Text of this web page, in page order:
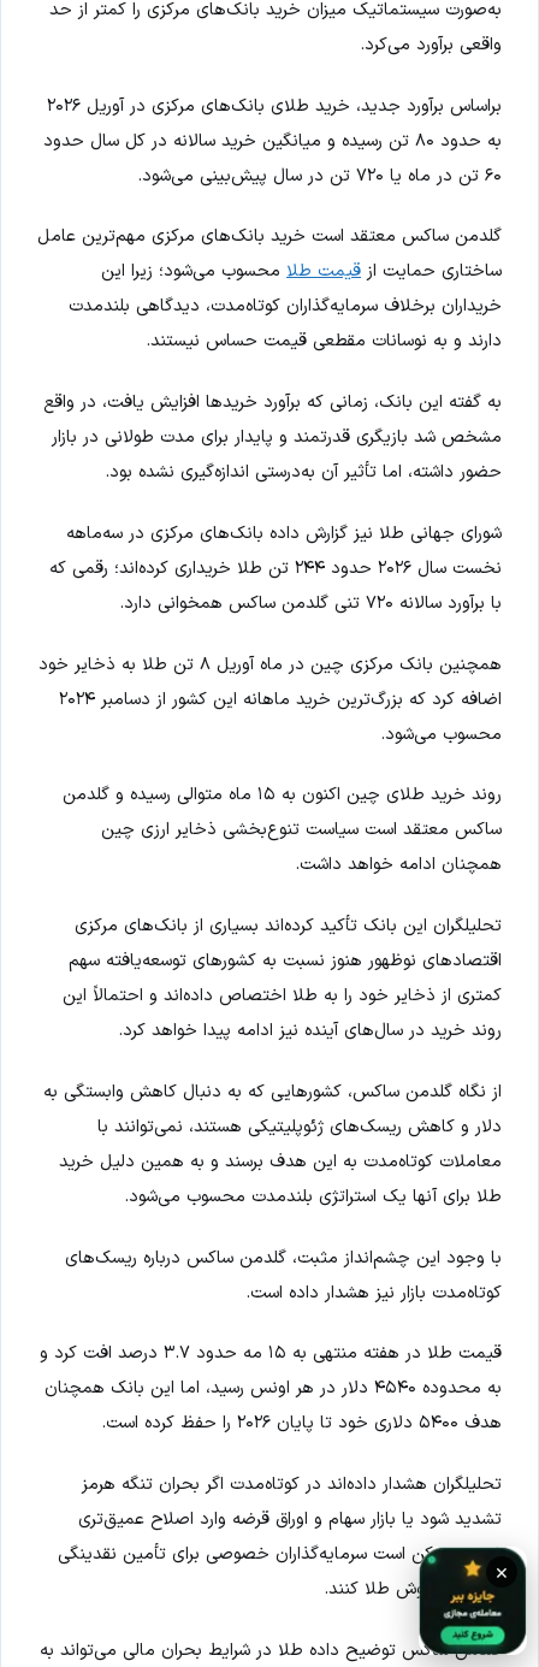
به‌صورت سیستماتیک میزان خرید بانک‌های مرکزی را کمتر از حد
واقعی برآورد می‌کرد.
براساس برآورد جدید، خرید طلای بانک‌های مرکزی در آوریل ۲۰۲۶
به حدود ۸۰ تن رسیده و میانگین خرید سالانه در کل سال حدود
۶۰ تن در ماه یا ۷۲۰ تن در سال پیش‌بینی می‌شود.
گلدمن ساکس معتقد است خرید بانک‌های مرکزی مهم‌ترین عامل
ساختاری حمایت از قیمت طلا محسوب می‌شود؛ زیرا این
خریداران برخلاف سرمایه‌گذاران کوتاه‌مدت، دیدگاهی بلندمدت
دارند و به نوسانات مقطعی قیمت حساس نیستند.
به گفته این بانک، زمانی که برآورد خریدها افزایش یافت، در واقع
مشخص شد بازیگری قدرتمند و پایدار برای مدت طولانی در بازار
حضور داشته، اما تأثیر آن به‌درستی اندازه‌گیری نشده بود.
شورای جهانی طلا نیز گزارش داده بانک‌های مرکزی در سه‌ماهه
نخست سال ۲۰۲۶ حدود ۲۴۴ تن طلا خریداری کرده‌اند؛ رقمی که
با برآورد سالانه ۷۲۰ تنی گلدمن ساکس همخوانی دارد.
همچنین بانک مرکزی چین در ماه آوریل ۸ تن طلا به ذخایر خود
اضافه کرد که بزرگ‌ترین خرید ماهانه این کشور از دسامبر ۲۰۲۴
محسوب می‌شود.
روند خرید طلای چین اکنون به ۱۵ ماه متوالی رسیده و گلدمن
ساکس معتقد است سیاست تنوع‌بخشی ذخایر ارزی چین
همچنان ادامه خواهد داشت.
تحلیلگران این بانک تأکید کرده‌اند بسیاری از بانک‌های مرکزی
اقتصادهای نوظهور هنوز نسبت به کشورهای توسعه‌یافته سهم
کمتری از ذخایر خود را به طلا اختصاص داده‌اند و احتمالاً این
روند خرید در سال‌های آینده نیز ادامه پیدا خواهد کرد.
از نگاه گلدمن ساکس، کشورهایی که به دنبال کاهش وابستگی به
دلار و کاهش ریسک‌های ژئوپلیتیکی هستند، نمی‌توانند با
معاملات کوتاه‌مدت به این هدف برسند و به همین دلیل خرید
طلا برای آنها یک استراتژی بلندمدت محسوب می‌شود.
با وجود این چشم‌انداز مثبت، گلدمن ساکس درباره ریسک‌های
کوتاه‌مدت بازار نیز هشدار داده است.
قیمت طلا در هفته منتهی به ۱۵ مه حدود ۳.۷ درصد افت کرد و
به محدوده ۴۵۴۰ دلار در هر اونس رسید، اما این بانک همچنان
هدف ۵۴۰۰ دلاری خود تا پایان ۲۰۲۶ را حفظ کرده است.
تحلیلگران هشدار داده‌اند در کوتاه‌مدت اگر بحران تنگه هرمز
تشدید شود یا بازار سهام و اوراق قرضه وارد اصلاح عمیق‌تری
شوند، ممکن است سرمایه‌گذاران خصوصی برای تأمین نقدینگی
اقدام به فروش طلا کنند.
گلدمن ساکس توضیح داده طلا در شرایط بحران مالی می‌تواند به
×